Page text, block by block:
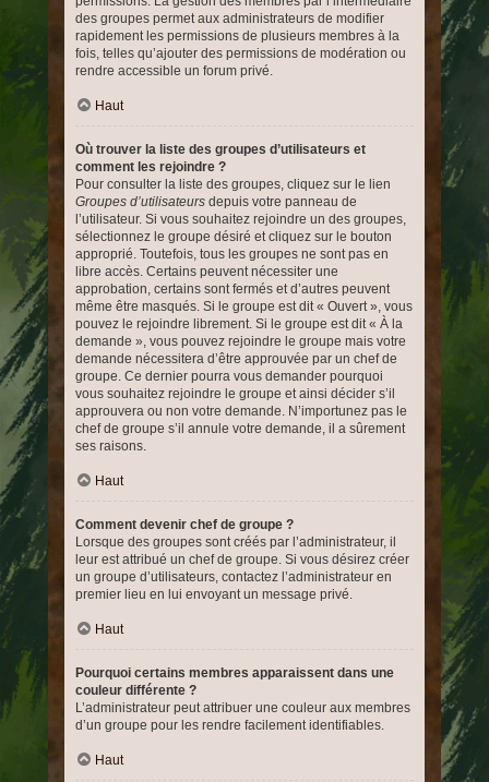
des groupes permet aux administrateurs de modifier
rapidement les permissions de plusieurs membres à la
fois, telles qu’ajouter des permissions de modération ou
rendre accessible un forum privé.
Haut
Où trouver la liste des groupes d’utilisateurs et
comment les rejoindre ?
Pour consulter la liste des groupes, cliquez sur le lien
Groupes d’utilisateurs depuis votre panneau de
l’utilisateur. Si vous souhaitez rejoindre un des groupes,
sélectionnez le groupe désiré et cliquez sur le bouton
approprié. Toutefois, tous les groupes ne sont pas en
libre accès. Certains peuvent nécessiter une
approbation, certains sont fermés et d’autres peuvent
même être masqués. Si le groupe est dit « Ouvert », vous
pouvez le rejoindre librement. Si le groupe est dit « À la
demande », vous pouvez rejoindre le groupe mais votre
demande nécessitera d’être approuvée par un chef de
groupe. Ce dernier pourra vous demander pourquoi
vous souhaitez rejoindre le groupe et ainsi décider s’il
approuvera ou non votre demande. N’importunez pas le
chef de groupe s’il annule votre demande, il a sûrement
ses raisons.
Haut
Comment devenir chef de groupe ?
Lorsque des groupes sont créés par l’administrateur, il
leur est attribué un chef de groupe. Si vous désirez créer
un groupe d’utilisateurs, contactez l’administrateur en
premier lieu en lui envoyant un message privé.
Haut
Pourquoi certains membres apparaissent dans une
couleur différente ?
L’administrateur peut attribuer une couleur aux membres
d’un groupe pour les rendre facilement identifiables.
Haut